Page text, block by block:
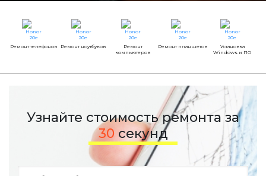
Ремонт телефонов Ремонт ноутбуков
Ремонт
компьютеров
Ремонт планшетов
Установка
Windows и ПО
Узнайте стоимость ремонта за
30 секунд